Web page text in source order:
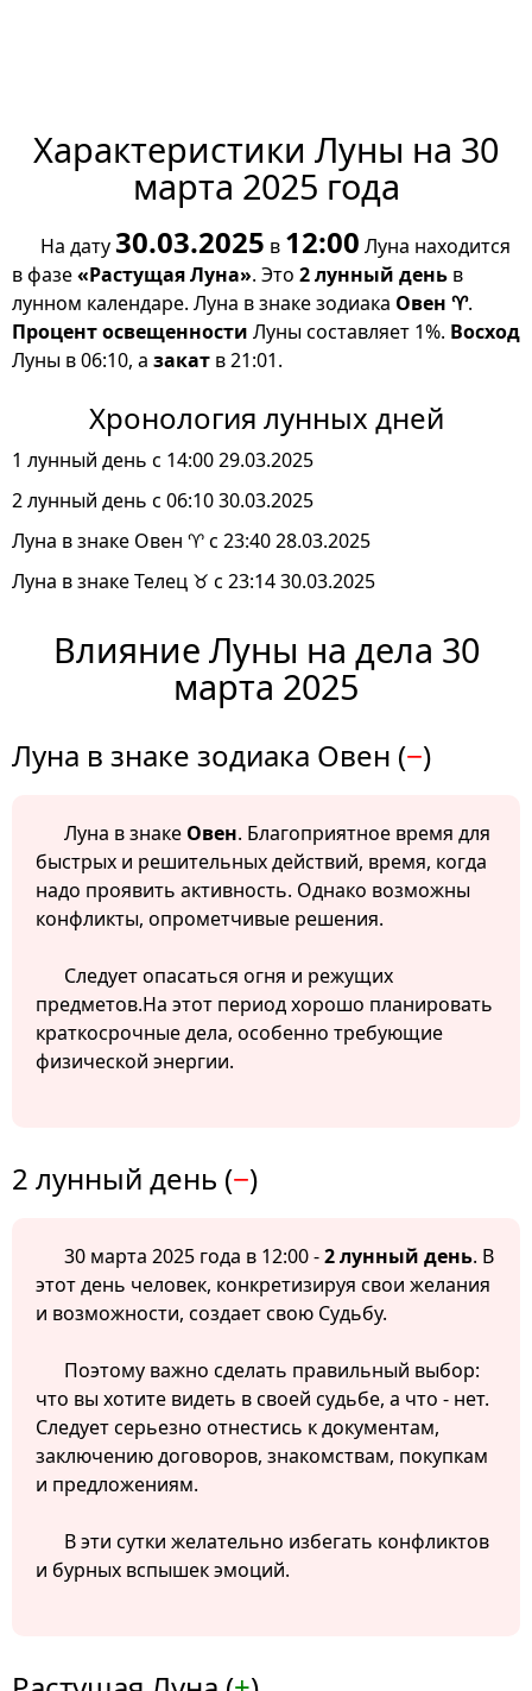
Характеристики Луны на 30
марта 2025 года
На дату30.03.2025 в 12:00 Луна находится
в фазе«Растущая Луна». Это 2 лунный день в
лунном календаре. Луна в знаке зодиака Овен ♈.
Процент освещенности Луны составляет 1%. Восход
Луны в 06:10, а закат в 21:01.
Хронология лунных дней
1 лунный день с 14:00 29.03.2025
2 лунный день с 06:10 30.03.2025
Луна в знаке Овен ♈ с 23:40 28.03.2025
Луна в знаке Телец ♉ с 23:14 30.03.2025
Влияние Луны на дела 30
марта 2025
Луна в знаке зодиака Овен (−)
Луна в знаке Овен. Благоприятное время для
быстрых и решительных действий, время, когда
надо проявить активность. Однако возможны
конфликты, опрометчивые решения.
Следует опасаться огня и режущих
предметов.На этот период хорошо планировать
краткосрочные дела, особенно требующие
физической энергии.
2 лунный день (−)
30 марта 2025 года в 12:00 -2 лунный день. В
этот день человек, конкретизируя свои желания
и возможности, создает свою Судьбу.
Поэтому важно сделать правильный выбор:
что вы хотите видеть в своей судьбе, а что - нет.
Следует серьезно отнестись к документам,
заключению договоров, знакомствам, покупкам
и предложениям.
В эти сутки желательно избегать конфликтов
и бурных вспышек эмоций.